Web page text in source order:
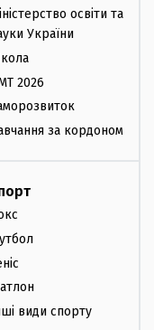
освіти та
України
2026
за кордоном
види спорту